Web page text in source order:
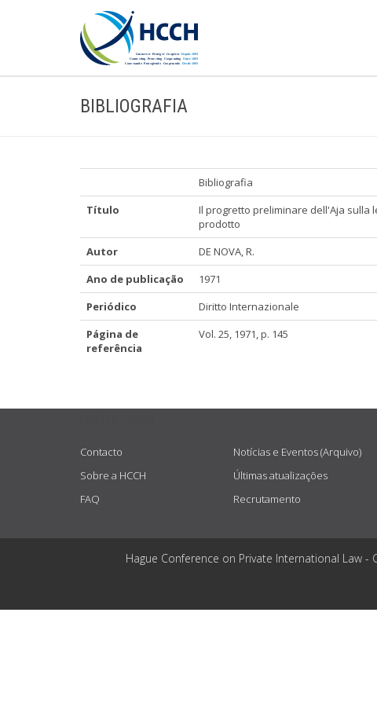
BIBLIOGRAFIA
Bibliografia
Título
Il progretto preliminare dell'Aja sulla
prodotto
Autor
DE NOVA, R.
Ano de publicação
1971
Periódico
Diritto Internazionale
Página de
referência
Vol. 25, 1971, p. 145
Contacto
Sobre a HCCH
FAQ
Notícias e Eventos (Arquivo)
Últimas atualizações
Recrutamento
Hague Conference on Private International Law